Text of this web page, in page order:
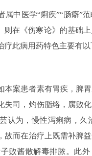
属中医学“痢疾”“肠癖”
则在《伤寒论》的基础
此病用药特色主要有以
案患者素有胃疾，脾
司，灼伤脂络，腐败
认为，慢性泻痢病，
故而在治疗上既需补脾
败酱散解毒排脓。此